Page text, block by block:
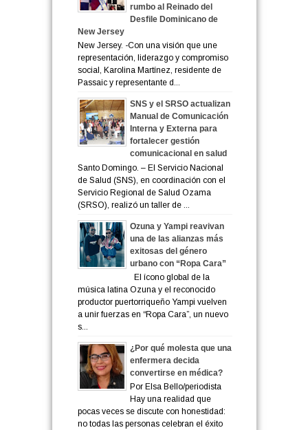
rumbo al Reinado del
Desfile Dominicano de
New Jersey
New Jersey. -Con una visión que une
representación, liderazgo y compromiso
social, Karolina Martínez, residente de
Passaic y representante d...
SNS y el SRSO actualizan
Manual de Comunicación
Interna y Externa para
fortalecer gestión
comunicacional en salud
Santo Domingo. – El Servicio Nacional
de Salud (SNS), en coordinación con el
Servicio Regional de Salud Ozama
(SRSO), realizó un taller de ...
Ozuna y Yampi reavivan
una de las alianzas más
exitosas del género
urbano con “Ropa Cara”
El ícono global de la
música latina Ozuna y el reconocido
productor puertorriqueño Yampi vuelven
a unir fuerzas en “Ropa Cara”, un nuevo
s...
¿Por qué molesta que una
enfermera decida
convertirse en médica?
Por Elsa Bello/periodista
Hay una realidad que
pocas veces se discute con honestidad:
no todas las personas celebran el éxito